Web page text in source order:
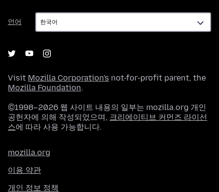
언어
언
어
Visit Mozilla Corporation's not-for-profit parent, the
Mozilla Foundation.
©1998–2026 웹 사이트 내용의 일부는 mozilla.org 개인
공헌자에 의해 작성되었으며, 크리에이티브 커먼즈 라이선
스에 따라 사용 가능합니다.
mozilla.org
이용 약관
개인 정보 정책